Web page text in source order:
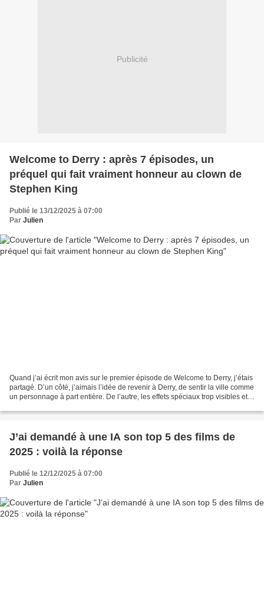
Publicité
Welcome to Derry : après 7 épisodes, un
préquel qui fait vraiment honneur au clown de
Stephen King
Publié le 13/12/2025 à 07:00
Par Julien
Quand j’ai écrit mon avis sur le premier épisode de Welcome to Derry, j’étais
partagé. D’un côté, j’aimais l’idée de revenir à Derry, de sentir la ville comme
un personnage à part entière. De l’autre, les effets spéciaux trop visibles et
J’ai demandé à une IA son top 5 des films de
2025 : voilà la réponse
Publié le 12/12/2025 à 07:00
Par Julien